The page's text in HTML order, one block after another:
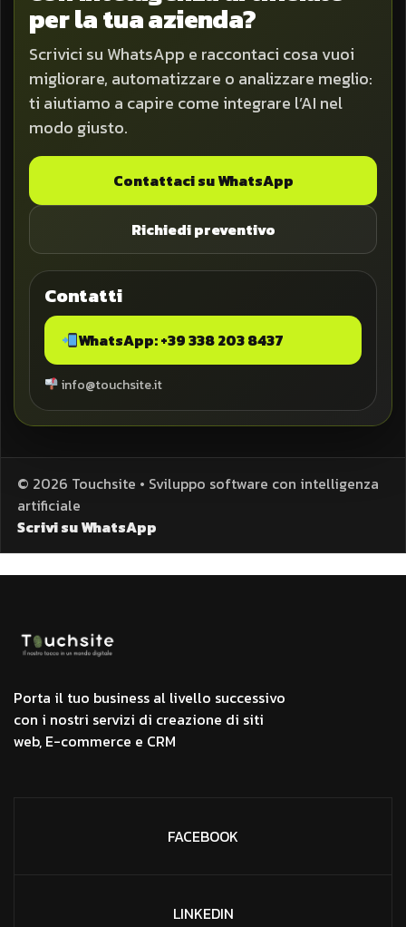
per la tua azienda?
Scrivici su WhatsApp e raccontaci cosa vuoi
migliorare, automatizzare o analizzare meglio:
ti aiutiamo a capire come integrare l’AI nel
modo giusto.
Contattaci su WhatsApp
Richiedi preventivo
Contatti
WhatsApp: +39 338 203 8437
info@touchsite.it
© 2026 Touchsite • Sviluppo software con intelligenza
artificiale
Scrivi su WhatsApp
Porta il tuo business al livello successivo
con i nostri servizi di creazione di siti
web, E-commerce e CRM
FACEBOOK
LINKEDIN